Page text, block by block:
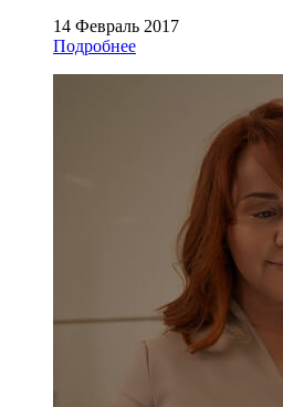
14 Февраль 2017
Подробнее